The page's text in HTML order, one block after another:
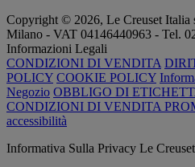
Copyright © 2026, Le Creuset Italia
Milano - VAT 04146440963 - Tel.
Informazioni Legali
CONDIZIONI DI VENDITA
POLICY COOKIE POLICY
Negozio OBBLIGO DI
CONDIZIONI DI VENDITA
accessibilità
Informativa Sulla Privacy Le Creuset